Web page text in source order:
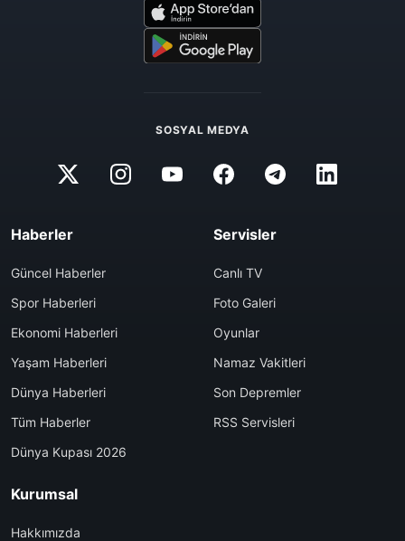
SOSYAL MEDYA
Haberler
Güncel Haberler
Spor Haberleri
Ekonomi Haberleri
Yaşam Haberleri
Dünya Haberleri
Tüm Haberler
Dünya Kupası 2026
Servisler
Canlı TV
Foto Galeri
Oyunlar
Namaz Vakitleri
Son Depremler
RSS Servisleri
Kurumsal
Hakkımızda